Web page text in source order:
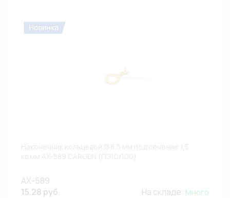
AX-589
15.28 руб.
На складе: Много